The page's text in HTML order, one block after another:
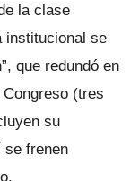
la clase
institucional se
que redundó en
(tres
su
se frenen